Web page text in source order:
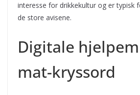
interesse for drikkekultur og er typisk
de store avisene.
Digitale
mat-kryssord